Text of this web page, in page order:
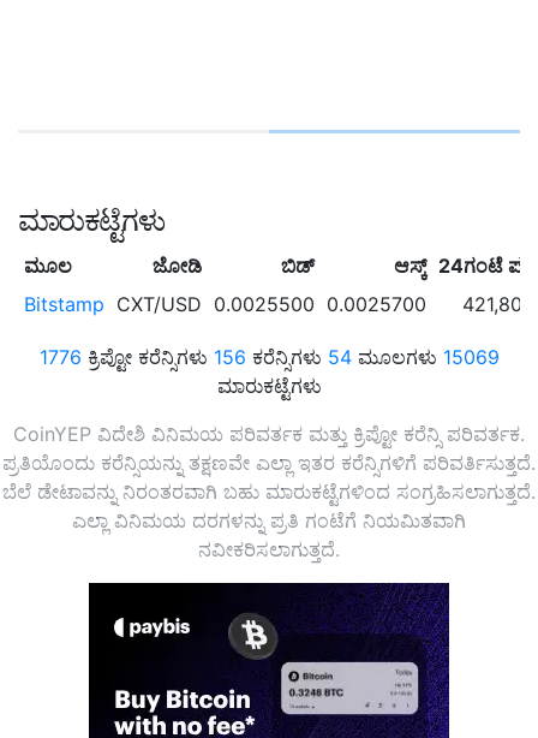
ಮಾರುಕಟ್ಟೆಗಳು
ಮೂಲ ಜೋಡಿ ಬಿಡ್ ಆಸ್ಕ್ 24ಗಂಟೆ
Bitstamp CXT/USD 0.0025500 0.0025700
1776 ಕ್ರಿಪ್ಟೋ ಕರೆನ್ಸಿಗಳು 156 ಕರೆನ್ಸಿಗಳು 54ಮೂಲಗಳು 15069
ಮಾರುಕಟ್ಟೆಗಳು
CoinYEP ವಿದೇಶಿ ವಿನಿಮಯ ಪರಿವರ್ತಕ ಮತ್ತು ಕ್ರಿಪ್ಟೋ ಕರೆನ್ಸಿ ಪರಿವರ್ತಕ.
ಪ್ರತಿಯೊಂದು ಕರೆನ್ಸಿಯನ್ನು ತಕ್ಷಣವೇ ಎಲ್ಲಾ ಇತರ ಕರೆನ್ಸಿಗಳಿಗೆ ಪರಿವರ್ತಿಸುತ್ತದೆ.
ಬೆಲೆ ಡೇಟಾವನ್ನು ನಿರಂತರವಾಗಿ ಬಹು ಮಾರುಕಟ್ಟೆಗಳಿಂದ ಸಂಗ್ರಹಿಸಲಾಗುತ್ತದೆ.
ಎಲ್ಲಾ ವಿನಿಮಯ ದರಗಳನ್ನು ಪ್ರತಿ ಗಂಟೆಗೆ ನಿಯಮಿತವಾಗಿ
ನವೀಕರಿಸಲಾಗುತ್ತದೆ.